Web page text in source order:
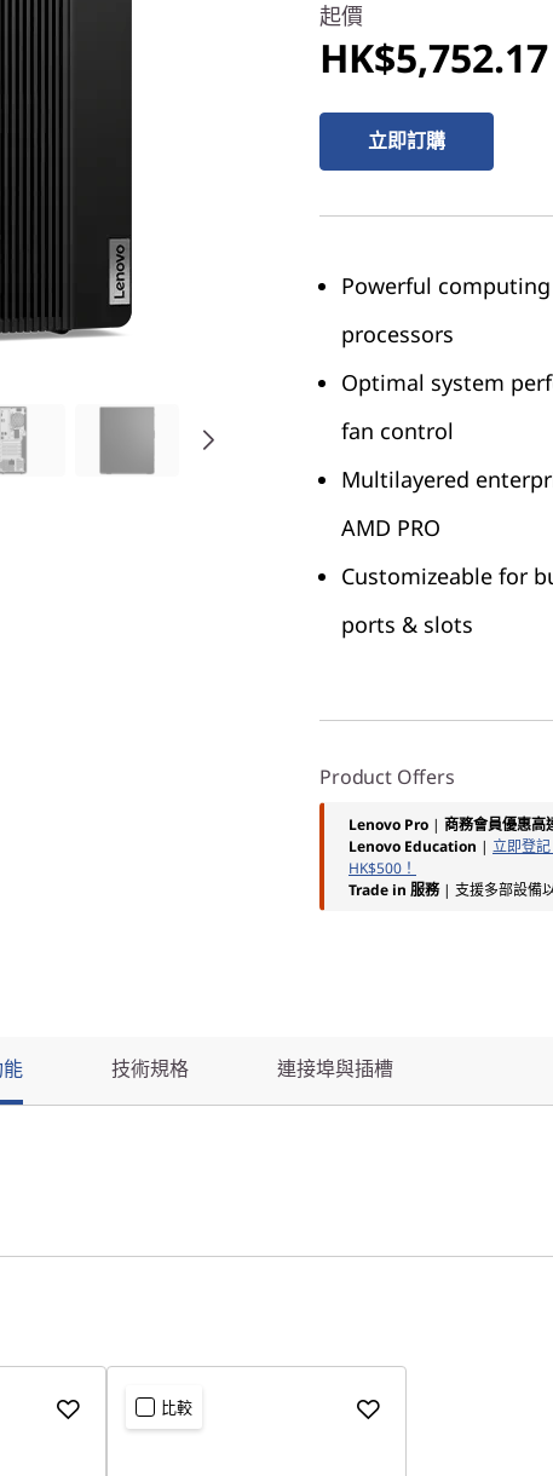
起價
HK$5,752.17
立即訂購
Powerful
processors
Optimal system
fan control
Multilayered
AMD PRO
Customizeable for
ports & slots
Product Offers
Lenovo Pro | 商務會員優惠高
Lenovo Education | 立即登
HK$500！
Trade in 服務| 支援多部設備
技術規格 連接埠與插槽
比較